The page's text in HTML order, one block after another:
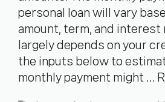
personal loan will vary
amount, term, and interest
largely depends on your
the inputs below to
monthly payment might …